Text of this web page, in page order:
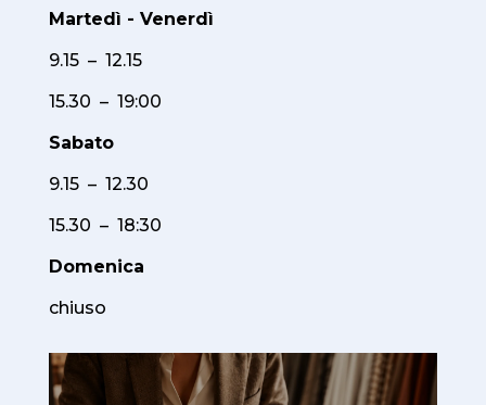
Martedì - Venerdì
9.15 – 12.15
15.30 – 19:00
Sabato
9.15 – 12.30
15.30 – 18:30
Domenica
chiuso